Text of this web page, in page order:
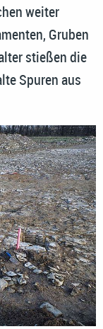
weiter
Gruben
stießen die
Spuren aus